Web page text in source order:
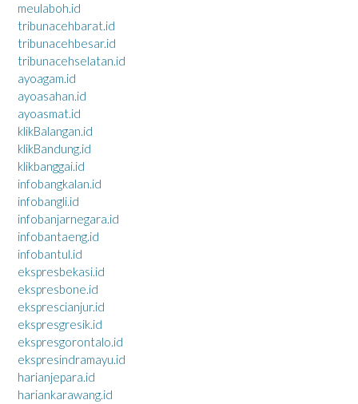
meulaboh.id
tribunacehbarat.id
tribunacehbesar.id
tribunacehselatan.id
ayoagam.id
ayoasahan.id
ayoasmat.id
klikBalangan.id
klikBandung.id
klikbanggai.id
infobangkalan.id
infobangli.id
infobanjarnegara.id
infobantaeng.id
infobantul.id
ekspresbekasi.id
ekspresbone.id
eksprescianjur.id
ekspresgresik.id
ekspresgorontalo.id
ekspresindramayu.id
harianjepara.id
hariankarawang.id